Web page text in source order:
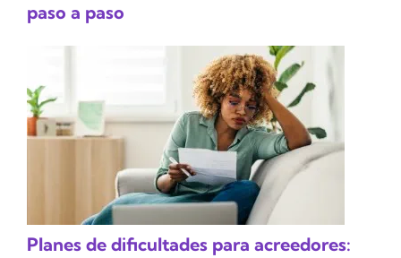
paso a paso
Planes de dificultades para acreedores: